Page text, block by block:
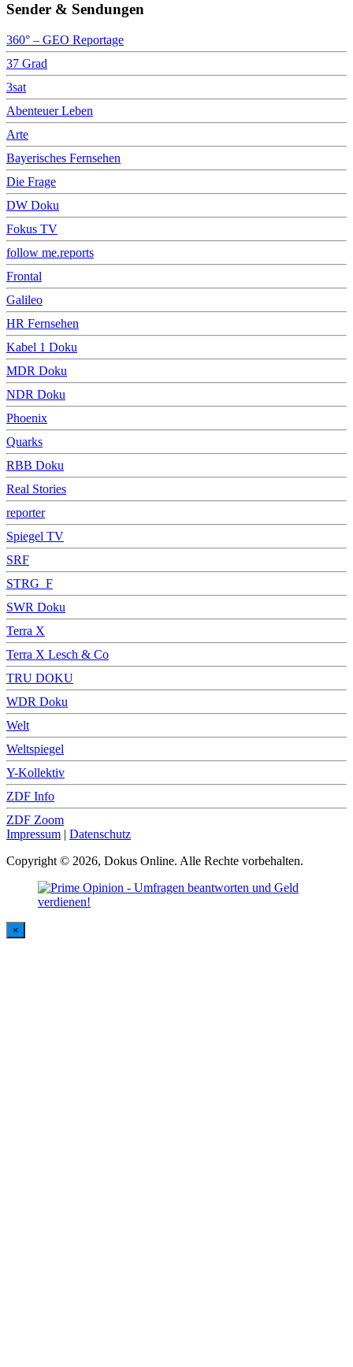
Sender & Sendungen
360° – GEO Reportage
37 Grad
3sat
Abenteuer Leben
Arte
Bayerisches Fernsehen
Die Frage
DW Doku
Fokus TV
follow me.reports
Frontal
Galileo
HR Fernsehen
Kabel 1 Doku
MDR Doku
NDR Doku
Phoenix
Quarks
RBB Doku
Real Stories
reporter
Spiegel TV
SRF
STRG_F
SWR Doku
Terra X
Terra X Lesch & Co
TRU DOKU
WDR Doku
Welt
Weltspiegel
Y-Kollektiv
ZDF Info
ZDF Zoom
Impressum | Datenschutz
Copyright © 2026, Dokus Online. Alle Rechte vorbehalten.
×